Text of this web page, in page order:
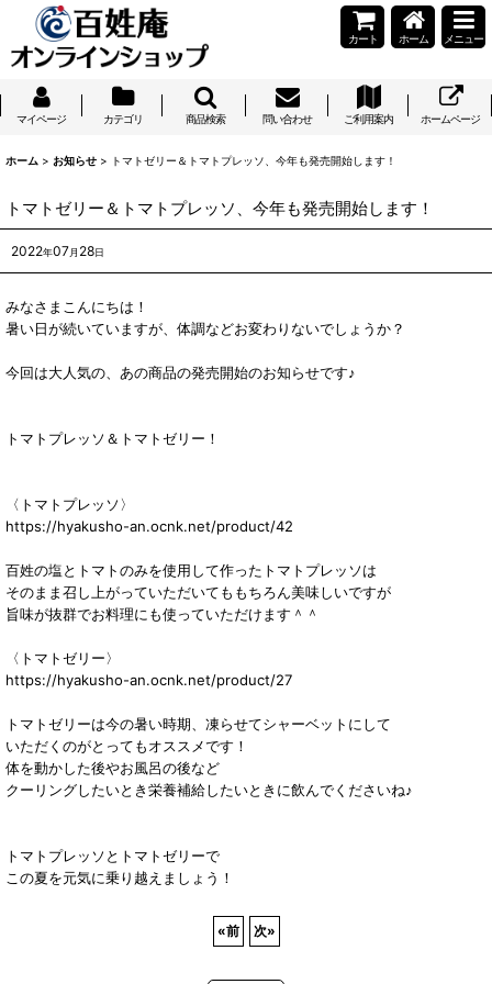
カート ホーム メニュー
マイページ カテゴリ 商品検索 問い合わせ ご利用案内 ホームページ
ホーム > お知らせ > トマトゼリー＆トマトプレッソ、今年も発売開始します！
トマトゼリー＆トマトプレッソ、今年も発売開始します！
2022年07月 28日
みなさまこんにちは！
暑い日が続いていますが、体調などお変わりないでしょうか？
今回は大人気の、あの商品の発売開始のお知らせです♪
トマトプレッソ＆トマトゼリー！
〈トマトプレッソ〉
https://hyakusho-an.ocnk.net/product/42
百姓の塩とトマトのみを使用して作ったトマトプレッソは
そのまま召し上がっていただいてももちろん美味しいですが
旨味が抜群でお料理にも使っていただけます＾＾
〈トマトゼリー〉
https://hyakusho-an.ocnk.net/product/27
トマトゼリーは今の暑い時期、凍らせてシャーベットにして
いただくのがとってもオススメです！
体を動かした後やお風呂の後など
クーリングしたいとき栄養補給したいときに飲んでくださいね♪
トマトプレッソとトマトゼリーで
この夏を元気に乗り越えましょう！
«前 次»